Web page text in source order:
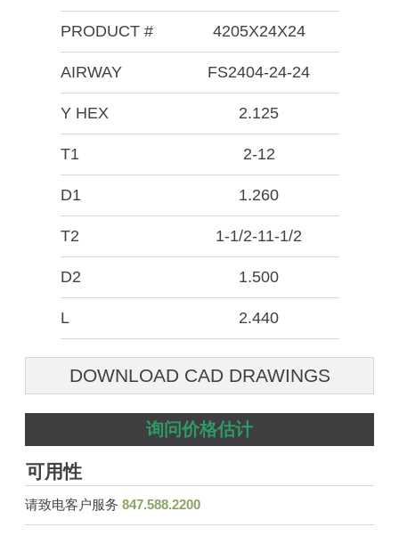
PRODUCT # 4205X24X24
AIRWAY FS2404-24-24
Y HEX 2.125
T1 2-12
D1 1.260
T2 1-1/2-11-1/2
D2 1.500
L 2.440
DOWNLOAD CAD DRAWINGS
询问价格估计
可用性
请致电客户服务 847.588.2200